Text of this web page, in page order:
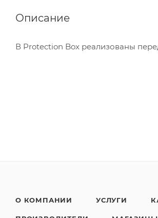
Описание
В Protection Box реализованы
О КОМПАНИИ УСЛУГИ